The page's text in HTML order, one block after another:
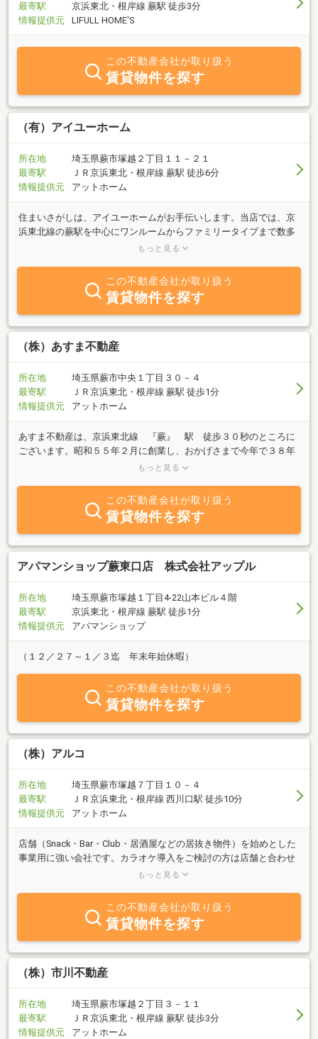
最寄駅
京浜東北・根岸線 蕨駅 徒歩3分
情報提供元
LIFULL HOME'S
この不動産会社が取り扱う
賃貸物件を探す
（有）アイユーホーム
所在地
埼玉県蕨市塚越２丁目１１－２１
最寄駅
ＪＲ京浜東北・根岸線 蕨駅 徒歩6分
情報提供元
アットホーム
住まいさがしは、アイユーホームがお手伝いします。当店では、京
浜東北線の蕨駅を中心にワンルームからファミリータイプまで数多
くの物件を揃えております。ホームページにも物件情報多数ござい
もっと見る
この不動産会社が取り扱う
賃貸物件を探す
（株）あすま不動産
所在地
埼玉県蕨市中央１丁目３０－４
最寄駅
ＪＲ京浜東北・根岸線 蕨駅 徒歩1分
情報提供元
アットホーム
あすま不動産は、京浜東北線 『蕨』 駅 徒歩３０秒のところに
ございます。昭和５５年２月に創業し、おかげさまで今年で３８年
目を向かえます。賃貸物件（住居・店舗・事務所・駐車場）、売買
た、当社ホームページでも物件情報を公開中ですので、右側にあ
る 『◎ホームページ』 ボタンからご利用下さい。賃貸・売買で
お部屋探しの方はもちろん、各種不動産の相談などもお気軽にお問
合せ下さい。
もっと見る
この不動産会社が取り扱う
賃貸物件を探す
アパマンショップ蕨東口店 株式会社アップル
所在地
埼玉県蕨市塚越１丁目4-22山本ビル４階
最寄駅
京浜東北・根岸線 蕨駅 徒歩1分
情報提供元
アパマンショップ
（１２／２７～１／３迄 年末年始休暇）
この不動産会社が取り扱う
賃貸物件を探す
（株）アルコ
所在地
埼玉県蕨市塚越７丁目１０－４
最寄駅
ＪＲ京浜東北・根岸線 西川口駅 徒歩10分
情報提供元
アットホーム
店舗（Snack・Bar・Club・居酒屋などの居抜き物件）を始めとした
事業用に強い会社です。カラオケ導入をご検討の方は店舗と合わせ
た相談窓口もございますのでお気軽にご相談ください。事業用物件
り扱いもございます。ホームページもございますので是非ご覧くだ
もっと見る
この不動産会社が取り扱う
賃貸物件を探す
（株）市川不動産
所在地
埼玉県蕨市塚越２丁目３－１１
最寄駅
ＪＲ京浜東北・根岸線 蕨駅 徒歩3分
情報提供元
アットホーム